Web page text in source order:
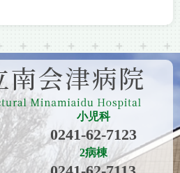
小児科
0241-62-7123
2病棟